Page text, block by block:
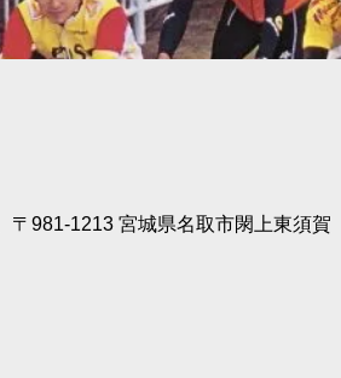
〒981-1213 宮城県名取市閖上東須賀